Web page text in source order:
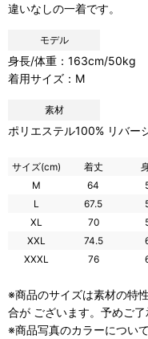
違いなしの一着です。
モデル
身長/体重：163cm/50kg
着用サイズ：M
素材
ポリエステル100% リバー
サイズ(cm) 着丈
M
64
L
67.5
XL
70
XXL
74.5
XXXL
76
※商品のサイズは素材の特
合が ございます。予めご了
※商品写真のカラーについ